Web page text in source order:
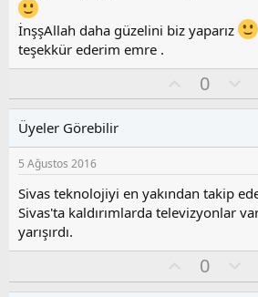
a
İnşşAllah daha güzelini biz yaparız
teşekkür ederim emre .
y
0
l
s
u
z
o
l
Üyeler Görebilir
5 Ağustos 2016
Sivas teknolojiyi en yakından takip
Sivas'ta kaldırımlarda televizyonlar
yarışırdı.
y
0
l